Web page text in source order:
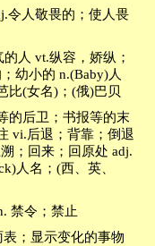
令人敬畏的；使人畏
人 vt.纵容，娇纵；
幼小的 n.(Baby)人
比(女名)；(俄)巴贝
的后卫；书报等的末
vi.后退；背靠；倒退
；回来；回原处 adj.
人名；(西、英、
禁令；禁止
；显示变化的事物